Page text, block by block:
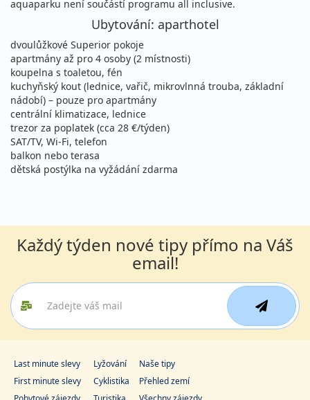
23 990 Kč
cena za 5 dní (4 noci)
15.08. - 22.08.2026
sobota - sobota
all inclusive
33 590 Kč
cena za 8 dní (7 nocí)
15.08. - 22.08.2026
sobota - sobota
33 590 Kč
sobota - sobota
letecky (Bratislava)
33 590 Kč
cena za 8 dní (7 nocí)
15.08. - 22.08.2026
all inclusive
letecky (Vídeň)
33 590 Kč
15.08. - 25.08.2026
all inclusive
aquaparku není součástí programu all inclusive.
Ubytování: aparthotel
dvoulůžkové Superior pokoje
apartmány až pro 4 osoby (2 místnosti)
koupelna s toaletou, fén
kuchyňský kout (lednice, vařič, mikrovlnná trouba, základní
nádobí) – pouze pro apartmány
centrální klimatizace, lednice
trezor za poplatek (cca 28 €/týden)
SAT/TV, Wi-Fi, telefon
balkon nebo terasa
dětská postýlka na vyžádání zdarma
Každý týden nové tipy přímo na Váš
email!
Last minute slevy
First minute slevy
Lyžování
Cyklistika
Naše tipy
Přehled zemí